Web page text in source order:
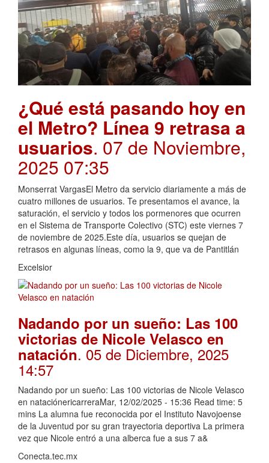
¿Qué está pasando hoy en
el Metro? Línea 9 retrasa a
usuarios. 07 de Noviembre,
2025 07:35
Monserrat VargasEl Metro da servicio diariamente a más de
cuatro millones de usuarios. Te presentamos el avance, la
saturación, el servicio y todos los pormenores que ocurren
en el Sistema de Transporte Colectivo (STC) este viernes 7
de noviembre de 2025.Este día, usuarios se quejan de
retrasos en algunas líneas, como la 9, que va de Pantitlán
Excelsior
Nadando por un sueño: Las 100
victorias de Nicole Velasco en
natación. 05 de Diciembre, 2025
14:57
Nadando por un sueño: Las 100 victorias de Nicole Velasco
en nataciónericarreraMar, 12/02/2025 - 15:36 Read time: 5
mins La alumna fue reconocida por el Instituto Navojoense
de la Juventud por su gran trayectoria deportiva La primera
vez que Nicole entró a una alberca fue a sus 7 a&
Conecta.tec.mx